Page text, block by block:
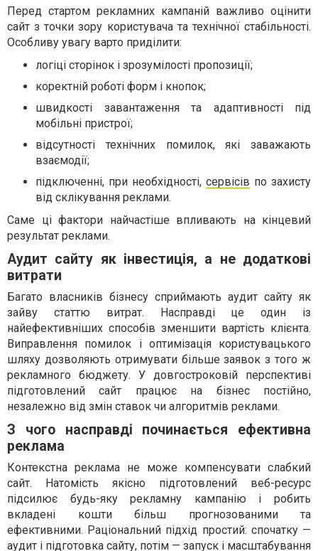
Перед стартом рекламних кампаній важливо оцінити
сайт з точки зору користувача та технічної стабільності.
Особливу увагу варто приділити:
логіці сторінок і зрозумілості пропозиції;
коректній роботі форм і кнопок;
швидкості завантаження та адаптивності під
мобільні пристрої;
відсутності технічних помилок, які заважають
взаємодії;
підключенні, при необхідності, сервісів по захисту
від склікування реклами.
Саме ці фактори найчастіше впливають на кінцевий
результат реклами.
Аудит сайту як інвестиція, а не додаткові
витрати
Багато власників бізнесу сприймають аудит сайту як
зайву статтю витрат. Насправді це один із
найефективніших способів зменшити вартість клієнта.
Виправлення помилок і оптимізація користувацького
шляху дозволяють отримувати більше заявок з того ж
рекламного бюджету. У довгостроковій перспективі
підготовлений сайт працює на бізнес постійно,
незалежно від змін ставок чи алгоритмів реклами.
З чого насправді починається ефективна
реклама
Контекстна реклама не може компенсувати слабкий
сайт. Натомість якісно підготовлений веб-ресурс
підсилює будь-яку рекламну кампанію і робить
вкладені кошти більш прогнозованими та
ефективними. Раціональний підхід простий: спочатку —
аудит і підготовка сайту, потім — запуск і масштабування